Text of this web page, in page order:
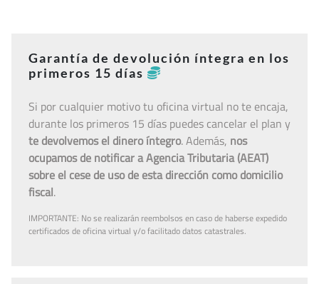
Garantía de devolución íntegra en los
primeros 15 días
Si por cualquier motivo tu oficina virtual no te encaja,
durante los primeros 15 días puedes cancelar el plan y
te devolvemos el dinero íntegro. Además, nos
ocupamos de notificar a Agencia Tributaria (AEAT)
sobre el cese de uso de esta dirección como domicilio
fiscal.
IMPORTANTE: No se realizarán reembolsos en caso de haberse expedido
certificados de oficina virtual y/o facilitado datos catastrales.